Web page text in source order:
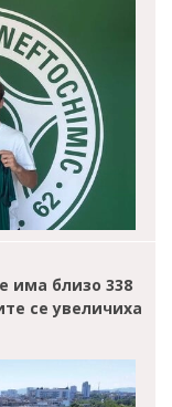
има близо 338
се увеличиха